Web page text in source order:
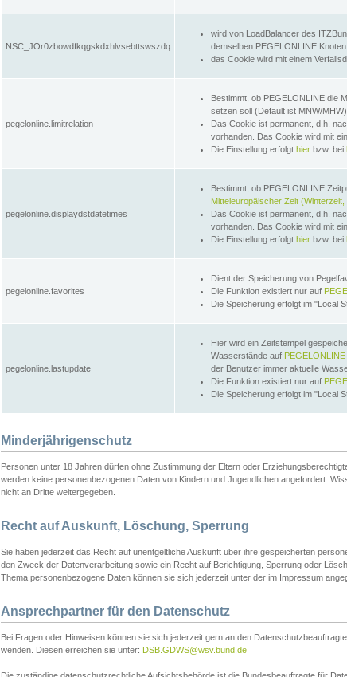
NSC_JOr0zbowdfkqgskdxhlvsebttswszdq
wird von LoadBalancer des
demselben PEGELONLINE
das Cookie wird mit einem
pegelonline.limitrelation
Bestimmt, ob PEGELONLINE die
setzen soll (Default ist MNW/
Das Cookie ist permanent, d.h.
vorhanden. Das Cookie wird mit
Die Einstellung erfolgt hier bzw. bei
pegelonline.displaydstdatetimes
Bestimmt, ob PEGELONLINE
Mitteleuropäischer Zeit (Winterzeit,
Das Cookie ist permanent, d.h.
vorhanden. Das Cookie wird mit
Die Einstellung erfolgt hier bzw. bei
pegelonline.favorites
Dient der Speicherung von
Die Funktion existiert nur auf
Die Speicherung erfolgt im "Local
pegelonline.lastupdate
Hier wird ein Zeitstempel
Wasserstände auf PEGELONLINE
der Benutzer immer aktuelle
Die Funktion existiert nur auf
Die Speicherung erfolgt im "Local
Minderjährigenschutz
Personen unter 18 Jahren dürfen ohne Zustimmung der Eltern oder
werden keine personenbezogenen Daten von Kindern und Jugendlichen angefordert.
nicht an Dritte weitergegeben.
Recht auf Auskunft, Löschung, Sperrung
Sie haben jederzeit das Recht auf unentgeltliche Auskunft über ihre gespeicherten
den Zweck der Datenverarbeitung sowie ein Recht auf Berichtigung, Sperrung oder
Thema personenbezogene Daten können sie sich jederzeit unter der im Impressum
Ansprechpartner für den Datenschutz
Bei Fragen oder Hinweisen können sie sich jederzeit gern an den
wenden. Diesen erreichen sie unter: DSB.GDWS@wsv.bund.de